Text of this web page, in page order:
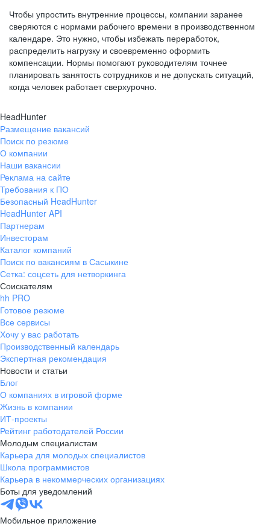
Чтобы упростить внутренние процессы, компании заранее
сверяются с нормами рабочего времени в производственном
календаре. Это нужно, чтобы избежать переработок,
распределить нагрузку и своевременно оформить
компенсации. Нормы помогают руководителям точнее
планировать занятость сотрудников и не допускать ситуаций,
когда человек работает сверхурочно.
HeadHunter
Размещение вакансий
Поиск по резюме
О компании
Наши вакансии
Реклама на сайте
Требования к ПО
Безопасный HeadHunter
HeadHunter API
Партнерам
Инвесторам
Каталог компаний
Поиск по вакансиям в Сасыкине
Сетка: соцсеть для нетворкинга
Соискателям
hh PRO
Готовое резюме
Все сервисы
Хочу у вас работать
Производственный календарь
Экспертная рекомендация
Новости и статьи
Блог
О компаниях в игровой форме
Жизнь в компании
ИТ-проекты
Рейтинг работодателей России
Молодым специалистам
Карьера для молодых специалистов
Школа программистов
Карьера в некоммерческих организациях
Боты для уведомлений
Мобильное приложение